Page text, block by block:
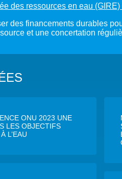
des ressources en eau (GIRE)
des financements durables
et une concertation
ONU 2023 UNE
LES OBJECTIFS
L’EAU